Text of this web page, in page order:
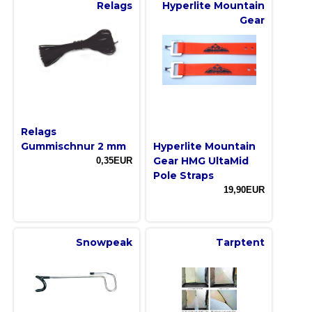
Relags
Relags
Gummischnur 2 mm
0,35EUR
Hyperlite Mountain
Gear
Hyperlite Mountain
Gear HMG UltaMid
Pole Straps
19,90EUR
Snowpeak Tarptent